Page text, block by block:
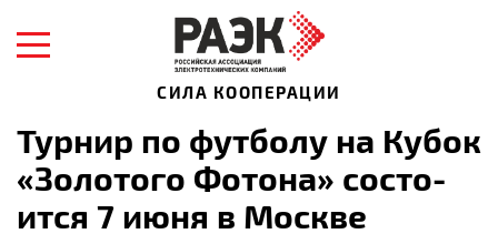
СИЛА КООПЕРАЦИИ
Тур­нир по фут­бо­лу на Ку­бок
«Зо­ло­то­го Фо­то­на» со­сто­
ит­ся 7 июня в Москве